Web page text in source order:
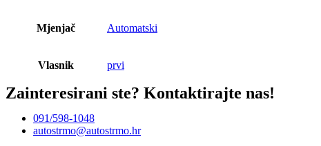
Mjenjač Automatski
Vlasnik prvi
Zainteresirani ste? Kontaktirajte nas!
091/598-1048
autostrmo@autostrmo.hr